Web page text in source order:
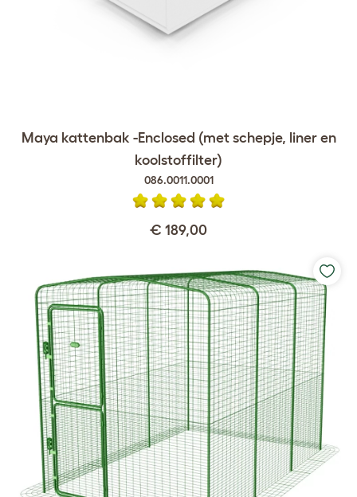
Maya kattenbak -Enclosed (met schepje, liner en
koolstoffilter)
086.0011.0001
€ 189,00